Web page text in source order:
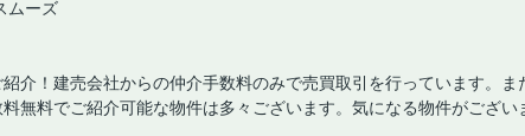
ムーズ
介！建売会社からの仲介手数料のみで売買取引を行っています。ま
無料でご紹介可能な物件は多々ございます。気になる物件がござい